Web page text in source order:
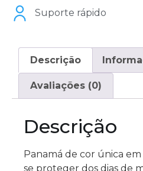
Suporte rápido
Descrição
Avaliações (0)
Descrição
Panamá de cor única
se proteger dos dias de